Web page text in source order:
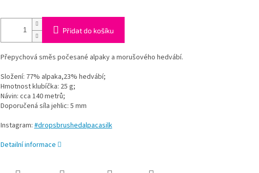
Přidat do košíku
Přepychová směs počesané alpaky a morušového hedvábí.
Složení: 77% alpaka,23% hedvábí;
Hmotnost klubíčka: 25 g;
Návin: cca 140 metrů;
Doporučená síla jehlic: 5 mm
Instagram:#dropsbrushedalpacasilk
Detailní informace